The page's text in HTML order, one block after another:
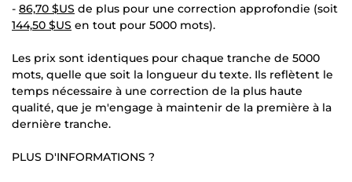
- 86,70 $US de plus pour une correction approfondie (soit
144,50 $US en tout pour 5000 mots).
Les prix sont identiques pour chaque tranche de 5000
mots, quelle que soit la longueur du texte. Ils reflètent le
temps nécessaire à une correction de la plus haute
qualité, que je m'engage à maintenir de la première à la
dernière tranche.
PLUS D'INFORMATIONS ?